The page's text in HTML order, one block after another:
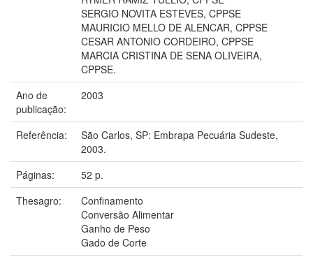
SERGIO NOVITA ESTEVES, CPPSE
MAURICIO MELLO DE ALENCAR, CPPSE
CESAR ANTONIO CORDEIRO, CPPSE
MARCIA CRISTINA DE SENA OLIVEIRA,
CPPSE.
Ano de
publicação:
2003
Referência:
São Carlos, SP: Embrapa Pecuária Sudeste,
2003.
Páginas:
52 p.
Thesagro:
Confinamento
Conversão Alimentar
Ganho de Peso
Gado de Corte